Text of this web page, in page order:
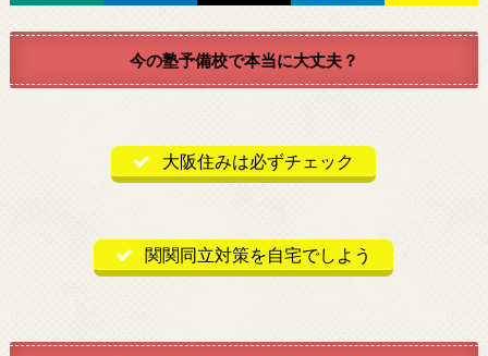
今の塾予備校で本当に大丈夫？
大阪住みは必ずチェック
関関同立対策を自宅でしよう